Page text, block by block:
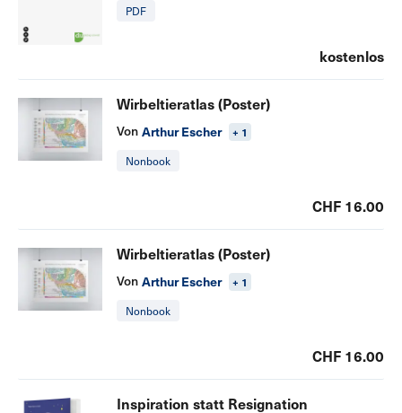
PDF
kostenlos
Wirbeltieratlas (Poster)
Von Arthur Escher
+ 1
Nonbook
CHF 16.00
Wirbeltieratlas (Poster)
Von Arthur Escher
+ 1
Nonbook
CHF 16.00
Inspiration statt Resignation